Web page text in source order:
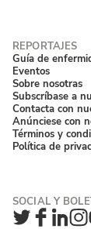
Guía de
Eventos
Sobre nosotras
Subscríbase a
Contacta con
Anúnciese con
Términos y
Política de